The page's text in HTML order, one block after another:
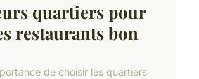
quartiers pour
restaurants bon
de choisir les quartiers